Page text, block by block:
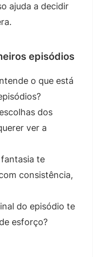
ajuda a decidir
episódios
o que está
dos
ver a
fantasia te
consistência,
do episódio te
esforço?